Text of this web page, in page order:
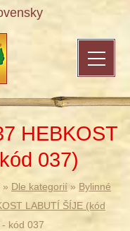
HEBKOST
037)
» Dle kategorií » Bylinné
LABUTÍ ŠÍJE (kód
kód 037